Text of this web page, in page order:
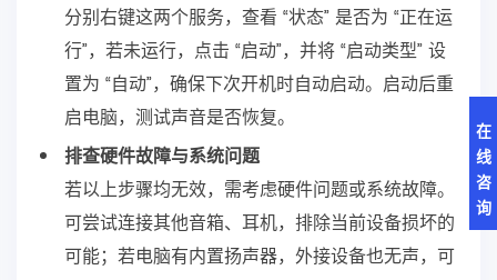
分别右键这两个服务，查看 “状态” 是否为 “正在运
行”，若未运行，点击 “启动”，并将 “启动类型” 设
置为 “自动”，确保下次开机时自动启动。启动后重
启电脑，测试声音是否恢复。
排查硬件故障与系统问题
若以上步骤均无效，需考虑硬件问题或系统故障。
可尝试连接其他音箱、耳机，排除当前设备损坏的
可能；若电脑有内置扬声器，外接设备也无声，可
在
线
咨
询